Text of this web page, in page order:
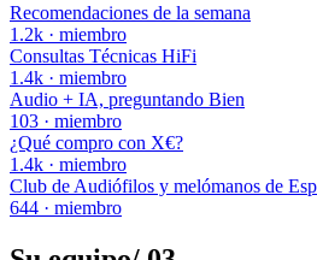
Recomendaciones de la semana
1.2k · miembro
Consultas Técnicas HiFi
1.4k · miembro
Audio + IA, preguntando Bien
103 · miembro
¿Qué compro con X€?
1.4k · miembro
Club de Audiófilos y melómanos de
644 · miembro